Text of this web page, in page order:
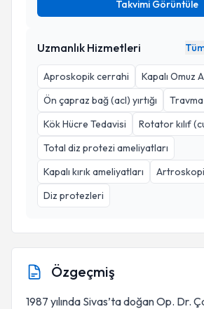
Takvimi Görüntüle
Uzmanlık Hizmetleri
Aproskopik cerrahi
Kapalı Omuz
Ön çapraz bağ (acl) yırtığı
Travma
Kök Hücre Tedavisi
Rotator kılıf
Total diz protezi ameliyatları
Kapalı kırık ameliyatları
Diz protezleri
Özgeçmiş
1987 yılında Sivas’ta doğan Op. Dr.